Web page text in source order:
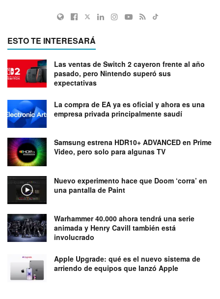
ESTO TE INTERESARÁ
Las ventas de Switch 2 cayeron frente al año
pasado, pero Nintendo superó sus
expectativas
La compra de EA ya es oficial y ahora es una
empresa privada principalmente saudí
Samsung estrena HDR10+ ADVANCED en Prime
Video, pero solo para algunas TV
Nuevo experimento hace que Doom ‘corra’ en
una pantalla de Paint
Warhammer 40.000 ahora tendrá una serie
animada y Henry Cavill también está
involucrado
Apple Upgrade: qué es el nuevo sistema de
arriendo de equipos que lanzó Apple